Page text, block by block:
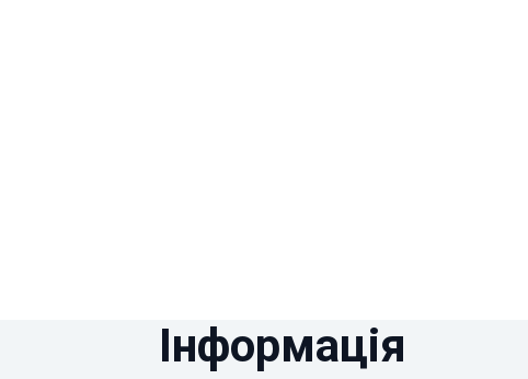
Інформація